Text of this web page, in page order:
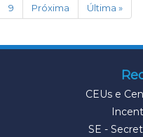
9
Próxima Última »
CEUs e
SE -